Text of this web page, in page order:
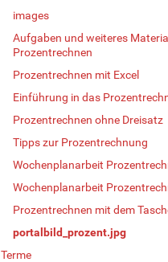
images
Aufgaben und weiteres
Prozentrechnen
Prozentrechnen mit Excel
Einführung in das
Prozentrechnen ohne Dreisatz
Tipps zur Prozentrechnung
Wochenplanarbeit
Wochenplanarbeit
Prozentrechnen mit dem
portalbild_prozent.jpg
Terme